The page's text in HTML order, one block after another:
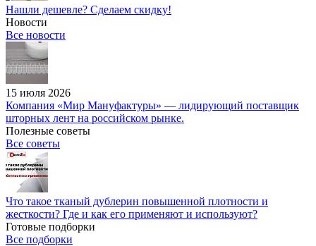
Нашли дешевле? Сделаем скидку!
Новости
Все новости
15 июля 2026
Компания «Мир Мануфактуры» — лидирующий поставщик
шторных лент на российском рынке.
Полезные советы
Все советы
Что такое тканый дублерин повышенной плотности и
жесткости? Где и как его применяют и используют?
Готовые подборки
Все подборки